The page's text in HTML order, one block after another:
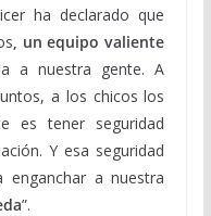
ha declarado que
, un equipo valiente
a nuestra gente. A
a los chicos los
es tener seguridad
Y esa seguridad
a nuestra
”.